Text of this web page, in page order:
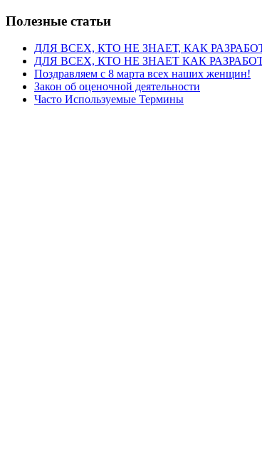
Полезные статьи
ДЛЯ ВСЕХ, КТО НЕ ЗНАЕТ, КАК
ДЛЯ ВСЕХ, КТО НЕ ЗНАЕТ КАК
Поздравляем с 8 марта всех наших женщин!
Закон об оценочной деятельности
Часто Используемые Термины